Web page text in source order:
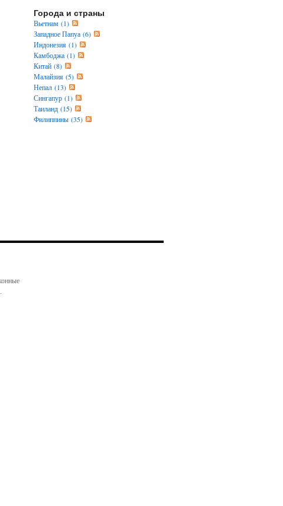
Города и страны
Вьетнам (1)
Западное Папуа (6)
Индонезия (1)
Камбоджа (1)
Китай (8)
Малайзия (5)
Непал (13)
Сингапур (1)
Таиланд (15)
Филиппины (35)